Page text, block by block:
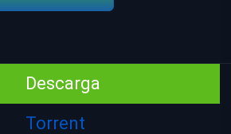
Descarga
Torrent